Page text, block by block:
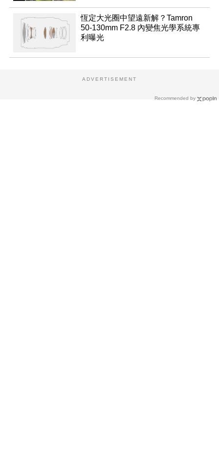
恆定大光圈中望遠新解？Tamron
50-130mm F2.8 內變焦光學系統專
利曝光
Recommended by
ADVERTISEMENT